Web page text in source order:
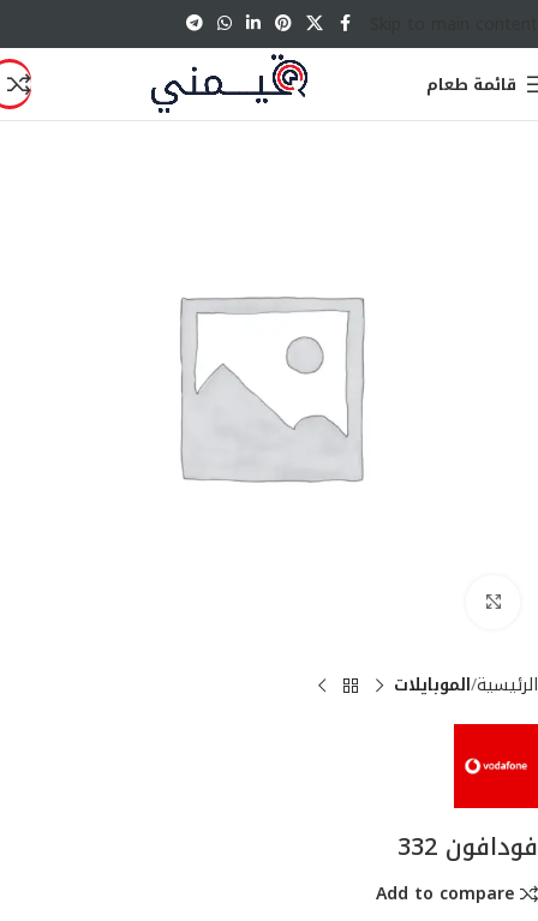
قائمة طعام
الرئيسية الموبايلات
فودافون 332
Add to compare